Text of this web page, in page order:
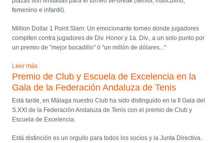
femenino e infantil).
Million Dollar 1 Point Slam: Un emocionante torneo donde jugadores
compiten contra jugadores de Div. Honor y 1a. Div., a un solo punto por
un premio de "mejor bocadillo" ó "un millón de dólares..."
Leer más
Premio de Club y Escuela de Excelencia en la
Gala de la Federación Andaluza de Tenis
Está tarde, en Málaga nuestro Club ha sido distinguido en la II Gala del
S.XXI de la Federación Andaluza de Tenis con el premio de Club y
Escuela de Excelencia.
Está distinción es un orgullo para todos los socios y la Junta Directiva.